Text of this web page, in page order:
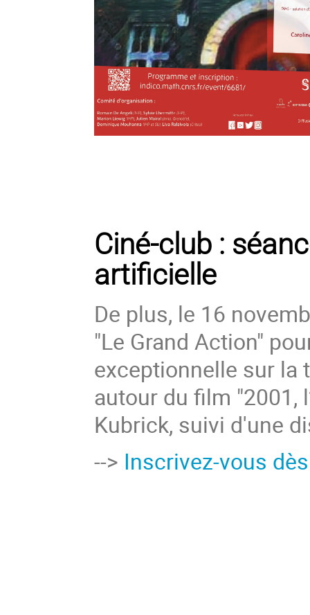
Ciné-club :
artificielle
De plus, le 16
"Le Grand Action"
exceptionnelle sur la
autour du film "2001,
Kubrick, suivi d'une
--> Inscrivez-vous